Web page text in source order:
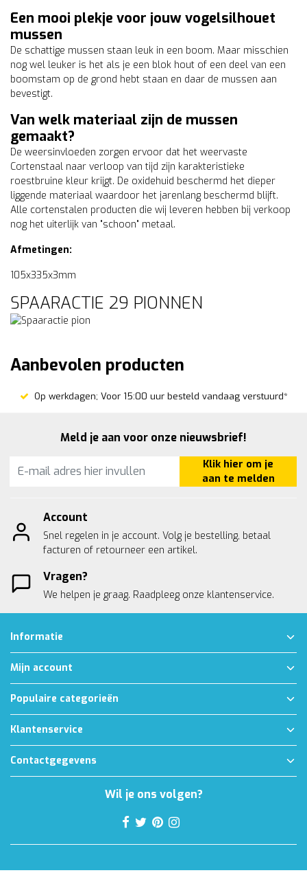
Een mooi plekje voor jouw vogelsilhouet
mussen
De schattige mussen staan leuk in een boom. Maar misschien
nog wel leuker is het als je een blok hout of een deel van een
boomstam op de grond hebt staan en daar de mussen aan
bevestigt.
Van welk materiaal zijn de mussen
gemaakt?
De weersinvloeden zorgen ervoor dat het weervaste
Cortenstaal naar verloop van tijd zijn karakteristieke
roestbruine kleur krijgt. De oxidehuid beschermd het dieper
liggende materiaal waardoor het jarenlang beschermd blijft.
Alle cortenstalen producten die wij leveren hebben bij verkoop
nog het uiterlijk van "schoon" metaal.
Afmetingen:
105x335x3mm
SPAARACTIE 29 PIONNEN
Aanbevolen producten
Op werkdagen; Voor 15:00 uur besteld vandaag verstuurd*
Meld je aan voor onze nieuwsbrief!
Klik hier om je
aan te melden
Account
Snel regelen in je account. Volg je bestelling, betaal
facturen of retourneer een artikel.
Vragen?
We helpen je graag. Raadpleeg onze klantenservice.
Informatie
Mijn account
Populaire categorieën
Klantenservice
Contactgegevens
Wil je ons volgen?